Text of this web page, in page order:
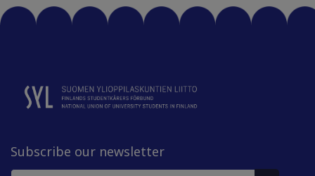
Subscribe our newsletter